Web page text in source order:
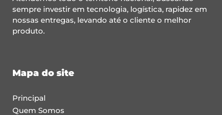
sempre investir em tecnologia, logística, rapidez em
nossas entregas, levando até o cliente o melhor
produto.
Mapa do site
Principal
Quem Somos